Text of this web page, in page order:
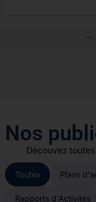
Nos
Découvez
Toutes Plans
Rapports d'Activités